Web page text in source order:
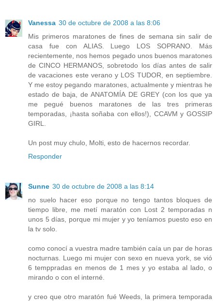
Vanessa 30 de octubre de 2008 a las 8:06
Mis primeros maratones de fines de semana sin salir de
casa fue con ALIAS. Luego LOS SOPRANO. Más
recientemente, nos hemos pegado unos buenos maratones
de CINCO HERMANOS, sobretodo los días antes de salir
de vacaciones este verano y LOS TUDOR, en septiembre.
Y me estoy pegando maratones, actualmente y mientras he
estado de baja, de ANATOMÍA DE GREY (con los que ya
me pegué buenos maratones de las tres primeras
temporadas, ¡hasta soñaba con ellos!), CCAVM y GOSSIP
GIRL.
Un post muy chulo, Molti, esto de hacernos recordar.
Responder
Sunne 30 de octubre de 2008 a las 8:14
no suelo hacer eso porque no tengo tantos bloques de
tiempo libre, me metí maratón con Lost 2 temporadas n
unos 5 días, porque mi mujer y yo teníamos puesto eso en
la tv solo.
como conocí a vuestra madre también caía un par de horas
nocturnas. Luego mi mujer con sexo en nueva york, se vió
6 temppradas en menos de 1 mes y yo estaba al lado, o
mirando o con el interné.
y creo que otro maratón fué Weeds, la primera temporada